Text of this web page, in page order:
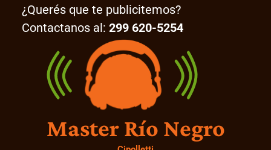
¿Querés que te publicitemos?
Contactanos al: 299 620-5254
Master Río Negro